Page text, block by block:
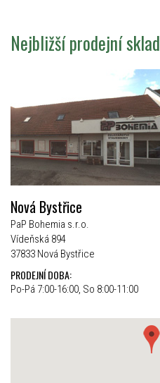
Nejbližší prodejní sklad
Nová Bystřice
PaP Bohemia s.r.o.
Vídeňská 894
37833 Nová Bystřice
PRODEJNÍ DOBA:
Po-Pá 7:00-16:00, So 8:00-11:00